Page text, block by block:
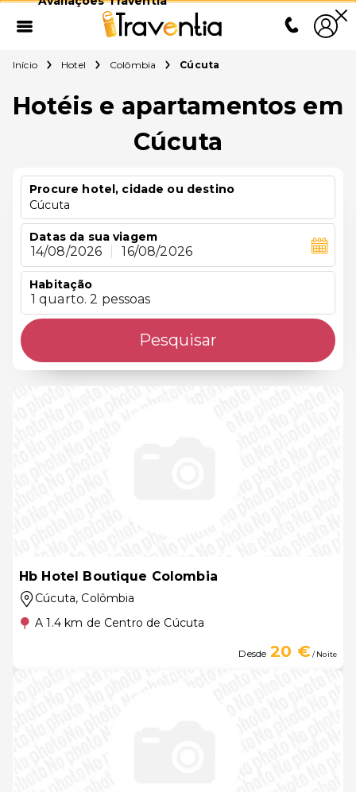
Início Hotel Colômbia Cúcuta
Hotéis e apartamentos em
Cúcuta
Procure hotel, cidade ou destino
Cúcuta
Datas da sua viagem
14/08/2026 16/08/2026
Habitação
1 quarto. 2 pessoas
Pesquisar
Hb Hotel Boutique Colombia
Cúcuta, Colômbia
A 1.4 km de Centro de Cúcuta
Desde 20 €/ Noite